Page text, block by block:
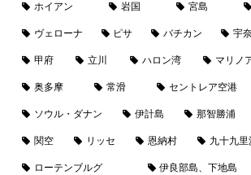
ホイアン 岩国 宮島
ヴェローナ ピサ バチカン 宇
甲府 立川 ハロン湾 マリノ
奥多摩 常滑 セントレア空港
ソウル・ダナン 伊計島 那智勝浦
関空 リッセ 恩納村 九十九里
ローテンブルグ 伊良部島、下地島